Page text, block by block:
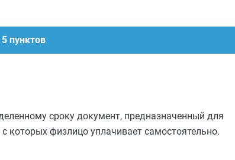
пунктов
сроку документ, предназначенный для
которых физлицо уплачивает самостоятельно.